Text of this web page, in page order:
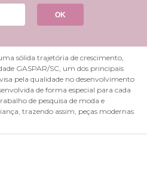
OK
sólida trajetória de crescimento,
GASPAR/SC, um dos principais
pela qualidade no desenvolvimento
de forma especial para cada
de pesquisa de moda e
trazendo assim, peças modernas